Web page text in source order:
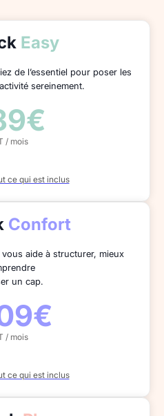
Easy
de l’essentiel pour poser les
sereinement.
/ mois
ce qui est inclus
Confort
aide à structurer, mieux
un cap.
/ mois
ce qui est inclus